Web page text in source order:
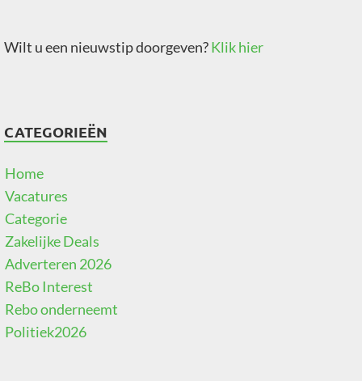
Wilt u een nieuwstip doorgeven?Klik hier
CATEGORIEËN
Home
Vacatures
Categorie
Zakelijke Deals
Adverteren 2026
ReBo Interest
Rebo onderneemt
Politiek2026